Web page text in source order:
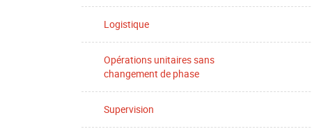
Logistique
Opérations unitaires sans
changement de phase
Supervision